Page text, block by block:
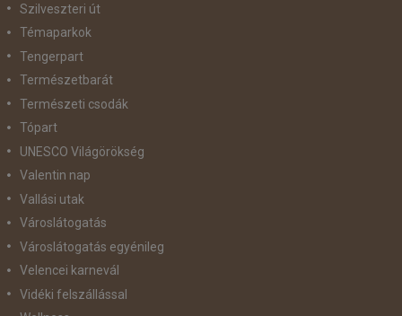
Szilveszteri út
Témaparkok
Tengerpart
Természetbarát
Természeti csodák
Tópart
UNESCO Világörökség
Valentin nap
Vallási utak
Városlátogatás
Városlátogatás egyénileg
Velencei karnevál
Vidéki felszállással